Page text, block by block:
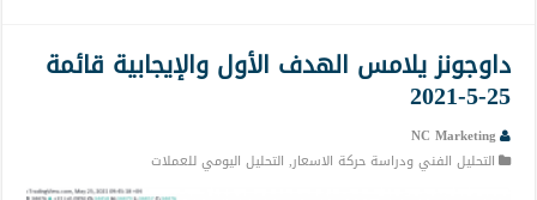
داوجونز يلامس الهدف الأول والإيجابية قائمة
25-5-2021
NC Marketing
التحليل الفني ودراسة حركة الاسعار, التحليل اليومي للعملات